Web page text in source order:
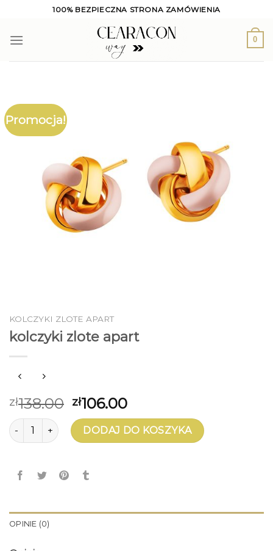
content
100% BEZPIECZNA STRONA ZAMÓWIENIA
0
Promocja!
KOLCZYKI ZLOTE APART
kolczyki zlote apart
zł138.00 zł106.00
ilość kolczyki zlote apartDODAJ DO KOSZYKA
OPINIE (0)